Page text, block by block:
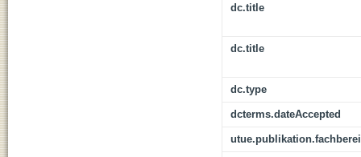
dc.title
dc.title
dc.type
dcterms.dateAccepted